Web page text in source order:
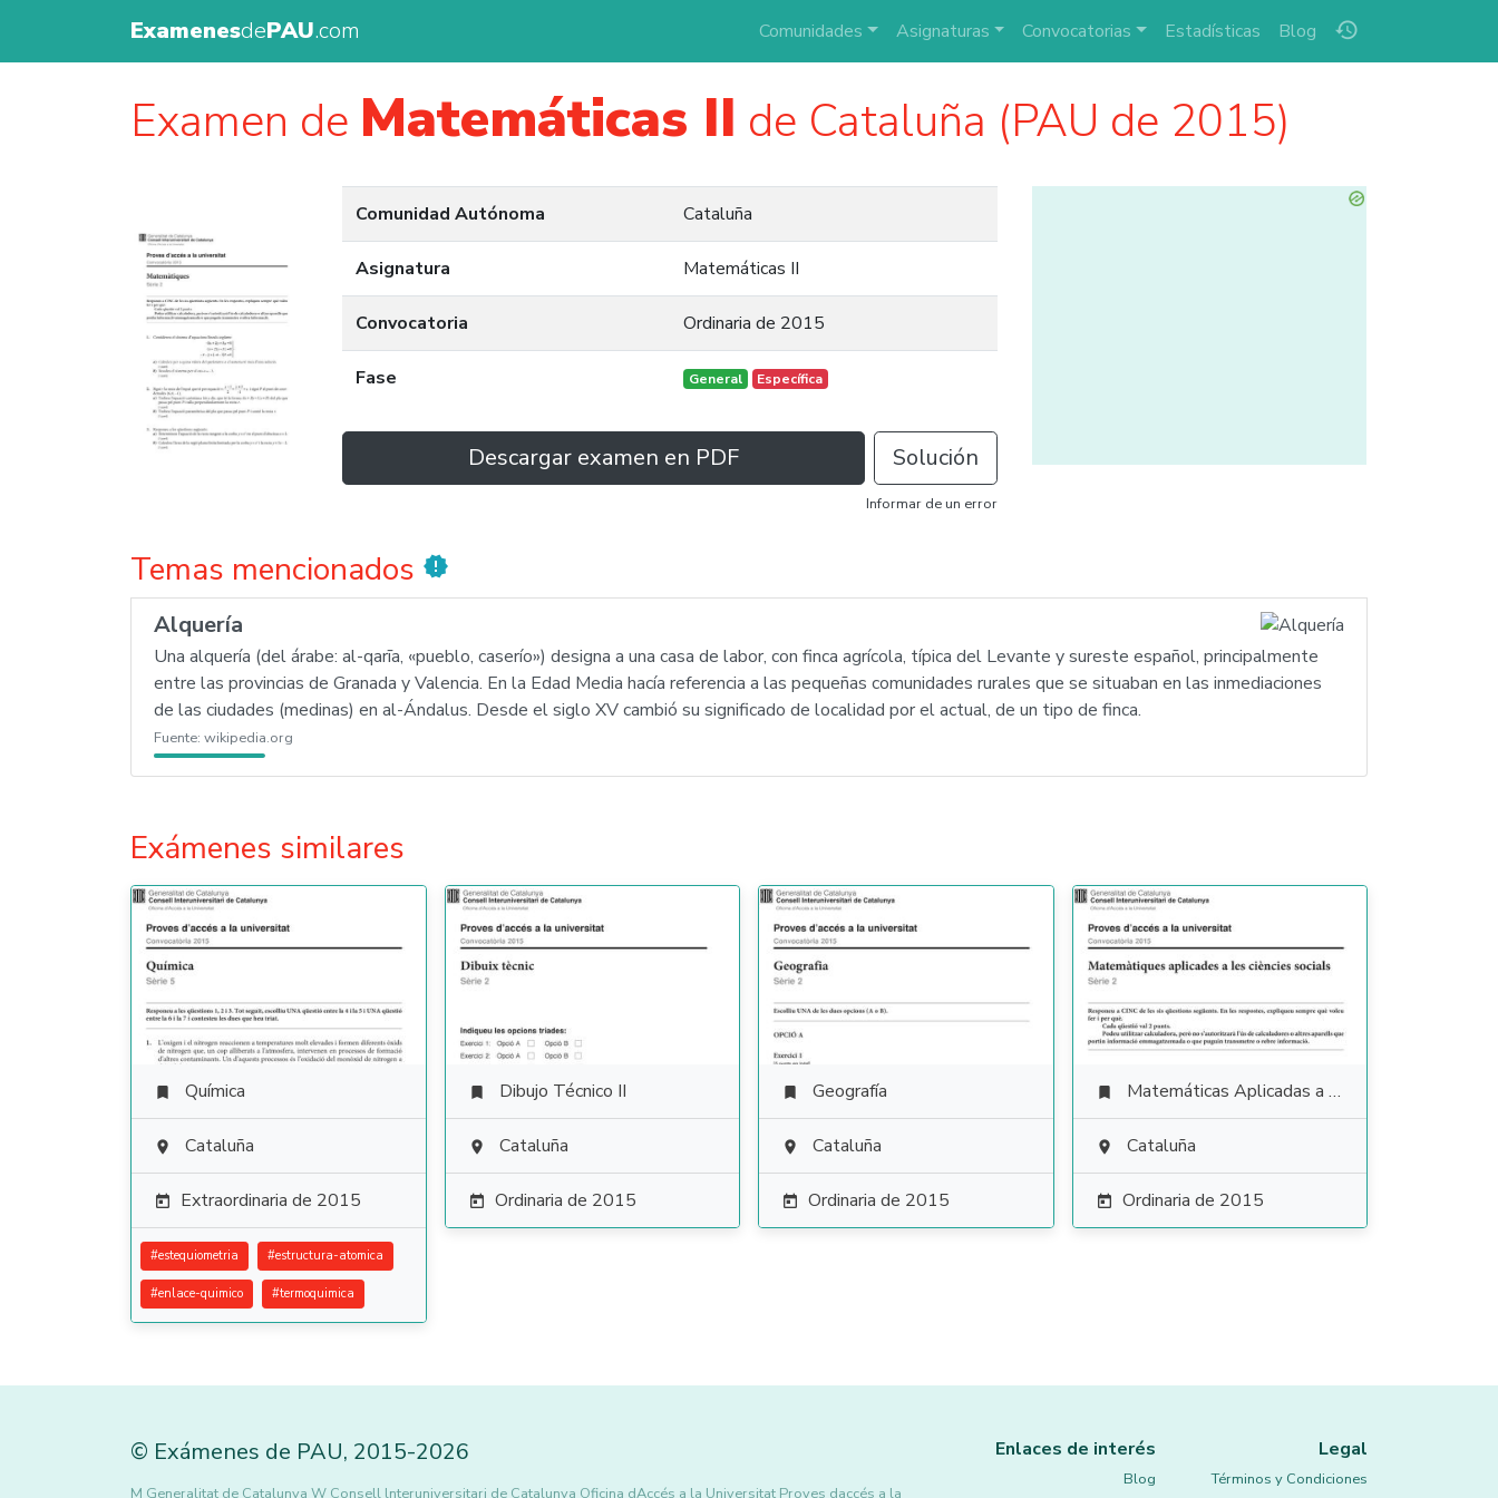
ExamenesdePAU.com history
Comunidades Asignaturas Convocatorias Estadísticas Blog
Examen de Matemáticas II de Cataluña (PAU de 2015)
Comunidad Autónoma Cataluña
Asignatura Matemáticas II
Convocatoria Ordinaria de 2015
Fase General Específica
Descargar examen en PDF Solución
Informar de un error
Temas mencionados new_releases
Alquería
Una alquería (del árabe: al-qarīa, «pueblo, caserío») designa a una casa de labor, con finca agrícola, típica del Levante y sureste español, principalmente
entre las provincias de Granada y Valencia. En la Edad Media hacía referencia a las pequeñas comunidades rurales que se situaban en las inmediaciones
de las ciudades (medinas) en al-Ándalus. Desde el siglo XV cambió su significado de localidad por el actual, de un tipo de finca.
Fuente: wikipedia.org
Exámenes similares
 Química
 Cataluña
 Extraordinaria de 2015
#estequiometria #estructura-atomica
#enlace-quimico #termoquimica
 Dibujo Técnico II
 Cataluña
 Ordinaria de 2015
 Geografía
 Cataluña
 Ordinaria de 2015
 Matemáticas Aplicadas a las Ciencias Sociales
 Cataluña
 Ordinaria de 2015
© Exámenes de PAU, 2015-2026
M Generalitat de Catalunya W Consell lnteruniversitari de Catalunya Oficina dAccés a la Universitat Proves daccés a la
Enlaces de interés
Blog
Legal
Términos y Condiciones